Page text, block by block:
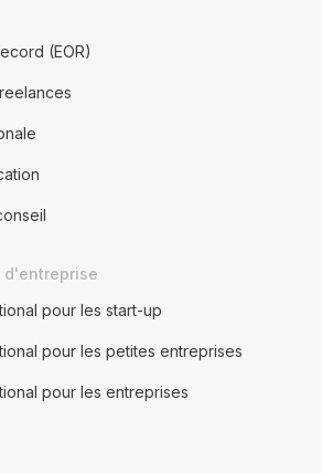
(EOR)
d'entreprise
pour les start-up
pour les petites entreprises
pour les entreprises